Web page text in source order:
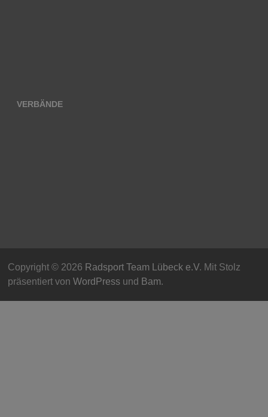
VERBÄNDE
Copyright © 2026 Radsport Team Lübeck e.V. Mit Stolz
präsentiert von WordPressund Bam.